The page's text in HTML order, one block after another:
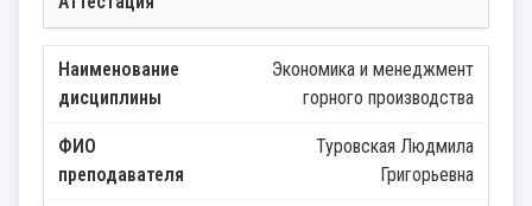
Экономика и менеджмент
горного производства
Туровская Людмила
Григорьевна